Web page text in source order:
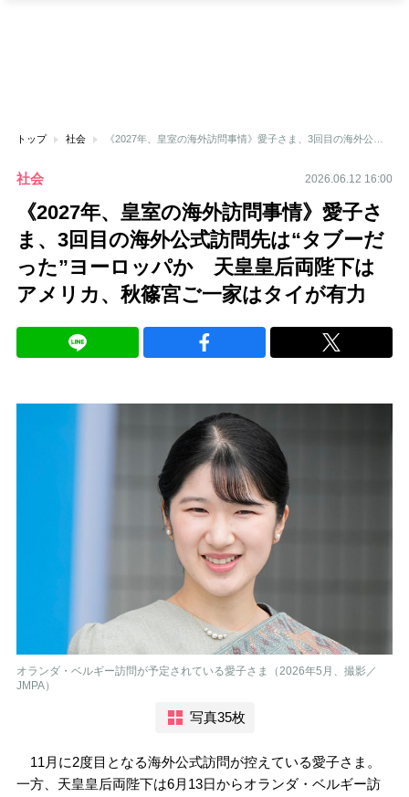
トップ 社会 《2027年、皇室の海外訪問事情》愛子さま、3回目の海外公式訪問先は“タブーだった”ヨーロッパか 天皇皇后両陛下はアメリカ、秋篠宮ご一家はタイが有力
社会 2026.06.12 16:00
《2027年、皇室の海外訪問事情》愛子さ
ま、3回目の海外公式訪問先は“タブーだ
った”ヨーロッパか 天皇皇后両陛下は
アメリカ、秋篠宮ご一家はタイが有力
オランダ・ベルギー訪問が予定されている愛子さま（2026年5月、撮影／
JMPA）
写真35枚
11月に2度目となる海外公式訪問が控えている愛子さま。
一方、天皇皇后両陛下は6月13日からオランダ・ベルギー訪